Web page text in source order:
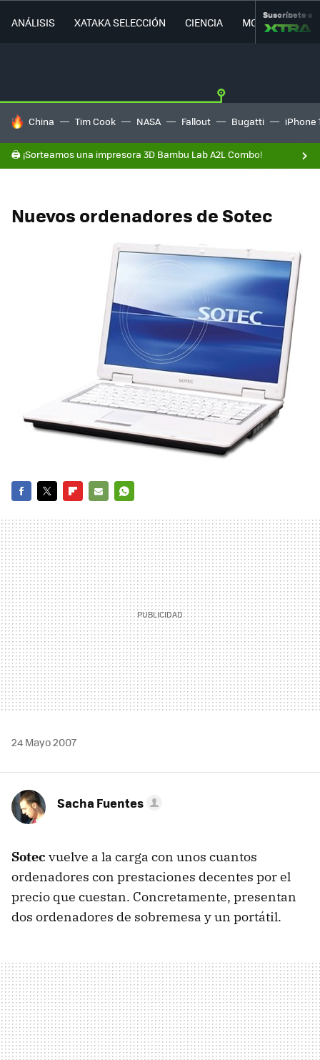
ANÁLISIS XATAKA SELECCIÓN CIENCIA MOVILIDAD
Suscríbete a
HOY SE HABLA DE
China Tim Cook NASA Fallout Bugatti iPhone
🖨️ ¡Sorteamos una impresora 3D Bambu Lab A2L Combo!
Nuevos ordenadores de Sotec
MAIL
24 Mayo 2007
Sacha Fuentes
Sotec vuelve a la carga con unos cuantos
ordenadores con prestaciones decentes por el
precio que cuestan. Concretamente, presentan
dos ordenadores de sobremesa y un portátil.